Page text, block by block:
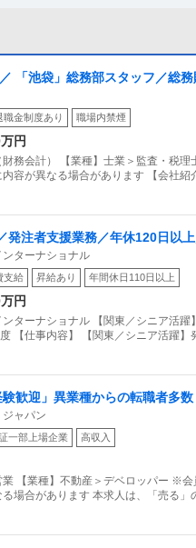
「池袋」総務部スタッフ／総
職金制度あり 職場内禁煙
円
財務会計） 【業種】士業＞監査・税
容が異なる場合があります 【会社紹
発注者支援業務／年休120日以
ターナショナル
支給 昇給あり 年間休日110日以上
円
ターナショナル 【関東／シニア活
【仕事内容】 【関東／シニア活躍
歓迎」異業種からの転職者多
月平均10h未満・年休128日以上
ャパン
一部上場企業 高収入
業 【業種】不動産＞デベロッパー ※
場合があります 本求人は、「売る